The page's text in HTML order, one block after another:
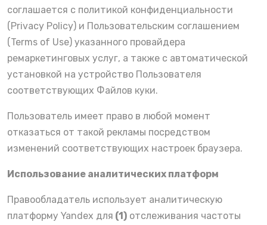
соглашается с политикой конфиденциальности
(Privacy Policy) и Пользовательским соглашением
(Terms of Use) указанного провайдера
ремаркетинговых услуг, а также с автоматической
установкой на устройство Пользователя
соответствующих Файлов куки.
Пользователь имеет право в любой момент
отказаться от такой рекламы посредством
изменений соответствующих настроек браузера.
Использование аналитических платформ
Правообладатель использует аналитическую
платформу Yandex для (1) отслеживания частоты